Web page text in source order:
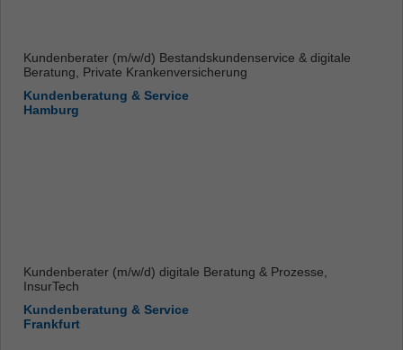
Kundenberater (m/w/d) Bestandskundenservice & digitale
Beratung, Private Krankenversicherung
Kundenberatung & Service
Hamburg
Kundenberater (m/w/d) digitale Beratung & Prozesse,
InsurTech
Kundenberatung & Service
Frankfurt